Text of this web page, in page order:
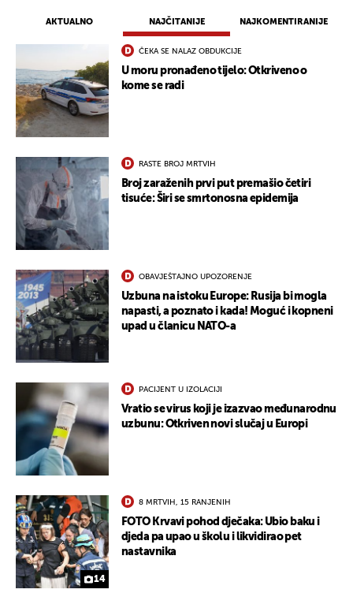
AKTUALNO NAJČITANIJE NAJKOMENTIRANIJE
ČEKA SE NALAZ OBDUKCIJE
U moru pronađeno tijelo: Otkriveno o
kome se radi
RASTE BROJ MRTVIH
Broj zaraženih prvi put premašio četiri
tisuće: Širi se smrtonosna epidemija
OBAVJEŠTAJNO UPOZORENJE
Uzbuna na istoku Europe: Rusija bi mogla
napasti, a poznato i kada! Moguć i kopneni
upad u članicu NATO-a
PACIJENT U IZOLACIJI
Vratio se virus koji je izazvao međunarodnu
uzbunu: Otkriven novi slučaj u Europi
14
8 MRTVIH, 15 RANJENIH
FOTO Krvavi pohod dječaka: Ubio baku i
djeda pa upao u školu i likvidirao pet
nastavnika